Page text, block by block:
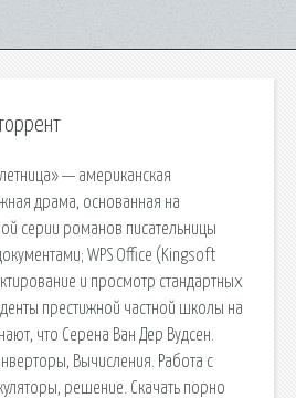
— американская
драма, основанная на
серии романов писательницы
WPS Office (Kingsoft
и просмотр стандартных
престижной частной школы на
что Серена Ван Дер Вудсен.
Вычисления. Работа с
решение. Скачать порно